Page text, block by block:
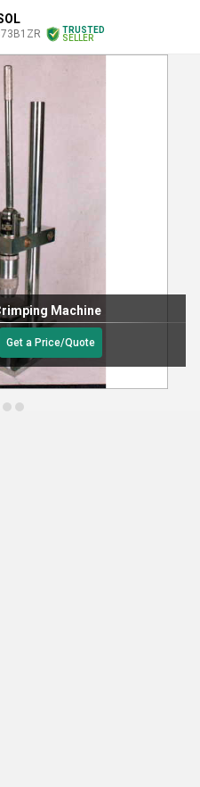
TRUSTED
SELLER
Machine
Get a Price/Quote